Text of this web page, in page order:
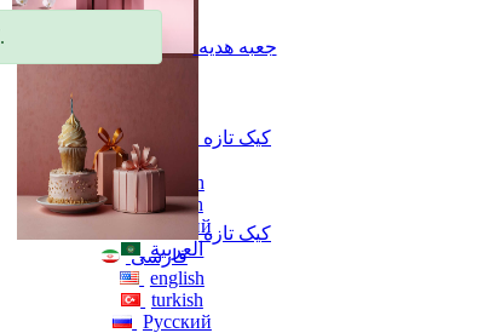
کیک تازه
فارسی
english
turkish
Русский
العربية
جعبه هدیه
کیک تازه
فارسی
english
turkish
Русский
🎂 کیک‌های ما بعد از ثبت سفارش، با دقت و عشق طی ۲ تا ۳ روز آماده می‌شن.